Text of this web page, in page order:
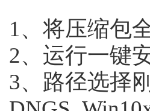
1、将压缩包
2、运行一键
3、路径选择